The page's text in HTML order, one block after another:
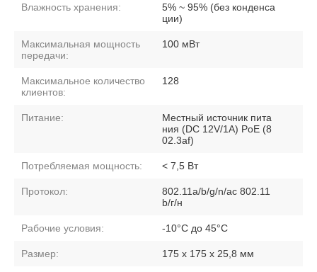
Влажность хранения:
5% ~ 95% (без конденса
ции)
Максимальная мощность
передачи:
100 мВт
Максимальное количество
клиентов:
128
Питание:
Местный источник пита
ния (DC 12V/1A) PoE (8
02.3af)
Потребляемая мощность: < 7,5 Вт
Протокол:
802.11a/b/g/n/ac 802.11
b/г/н
Рабочие условия: -10°C до 45°C
Размер: 175 х 175 х 25,8 мм